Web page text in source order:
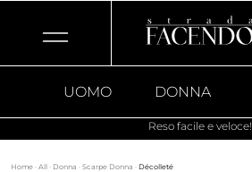
UOMO DONNA
Reso facile e veloce!
Home · All · Donna · Scarpe Donna · Décolleté